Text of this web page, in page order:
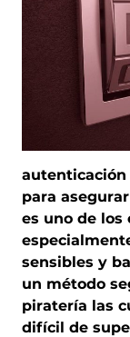
autenticación
para
es uno de los
sensibles y
un método
piratería las
difícil de